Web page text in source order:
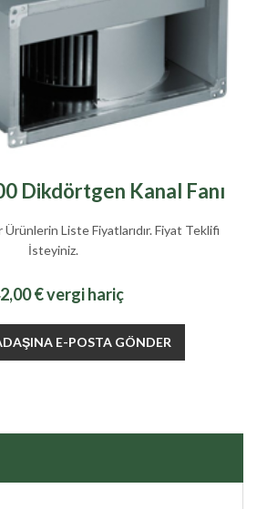
Dikdörtgen Kanal Fanı
Liste Fiyatlarıdır. Fiyat Teklifi
İsteyiniz.
€ vergi hariç